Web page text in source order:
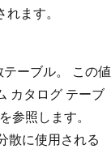
ます。
ーブル。 この値
カタログ テーブ
照します。
散に使用される